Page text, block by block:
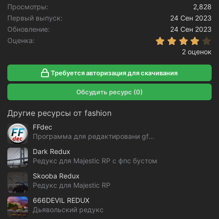
Просмотры
2,828
Первый выпуск
24 Сен 2023
Обновление
24 Сен 2023
Оценка
2 оценок
Требуется авторизация для скачивания
Обсудить ресурс (0)
Другие ресурсы от fashion
FFdec
Программа для редактировани gfx файлов GTA V
Dark Redux
Редукс для Majestic RP с фпс бустом
Skooba Redux
Редукс для Majestic RP
666DEVIL REDUX
Дьявольский редукс